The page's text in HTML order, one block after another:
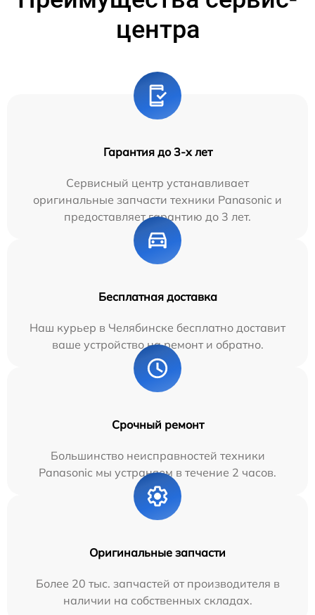
центра
Гарантия до 3-х лет
Сервисный центр устанавливает
оригинальные запчасти техники Panasonic и
предоставляет гарантию до 3 лет.
Бесплатная доставка
Наш курьер в Челябинске бесплатно доставит
ваше устройство на ремонт и обратно.
Срочный ремонт
Большинство неисправностей техники
Panasonic мы устраняем в течение 2 часов.
Оригинальные запчасти
Более 20 тыс. запчастей от производителя в
наличии на собственных складах.